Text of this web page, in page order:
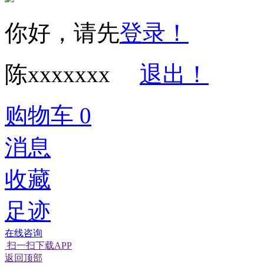
你好，请先登录！
陈xxxxxxx
退出！
购物车 0
消息
收藏
足迹
在线咨询
扫一扫下载APP
返回顶部